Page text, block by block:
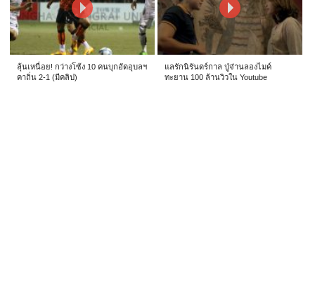
ลุ้นเหนื่อย! กว่างโซ้ง 10 คนบุกอัดอุบลฯ
คาถิ่น 2-1 (มีคลิป)
แลรักนิรันดร์กาล ปู่จ๋านลองไมค์
ทะยาน 100 ล้านวิวใน Youtube